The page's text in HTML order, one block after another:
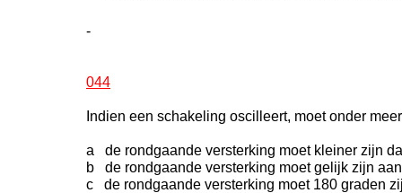
-
044
Indien een schakeling oscilleert, moet onder
a de rondgaande versterking moet kleiner zijn
b de rondgaande versterking moet gelijk zijn
c de rondgaande versterking moet 180 graden